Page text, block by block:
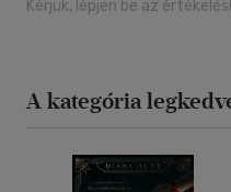
Kérjük, lépjen be az
A kategória